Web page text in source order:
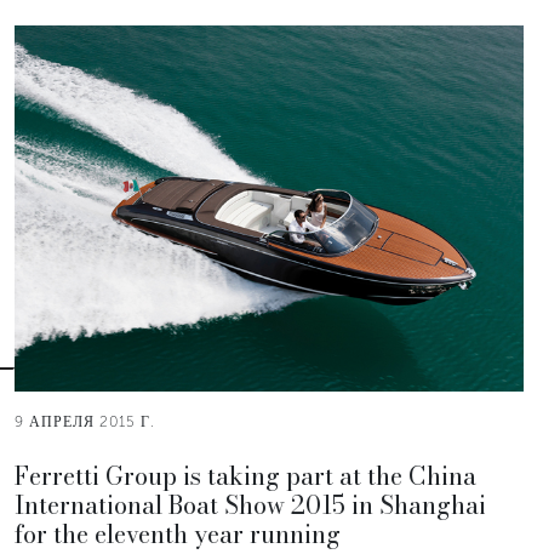
9 АПРЕЛЯ 2015 Г.
Ferretti Group is taking part at the China
International Boat Show 2015 in Shanghai
for the eleventh year running